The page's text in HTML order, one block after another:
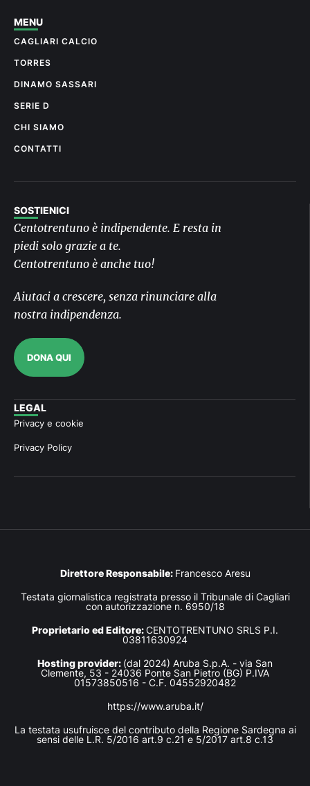
MENU
CAGLIARI CALCIO
TORRES
DINAMO SASSARI
SERIE D
CHI SIAMO
CONTATTI
SOSTIENICI
Centotrentuno è indipendente. E resta in
piedi solo grazie a te.
Centotrentuno è anche tuo!
Aiutaci a crescere, senza rinunciare alla
nostra indipendenza.
DONA QUI
LEGAL
Privacy e cookie
Privacy Policy
Direttore Responsabile: Francesco Aresu
Testata giornalistica registrata presso il Tribunale di Cagliari
con autorizzazione n. 6950/18
Proprietario ed Editore:CENTOTRENTUNO SRLS P.I.
03811630924
Hosting provider: (dal 2024) Aruba S.p.A. - via San
Clemente, 53 - 24036 Ponte San Pietro (BG) P.IVA
01573850516 - C.F. 04552920482
https://www.aruba.it/
La testata usufruisce del contributo della Regione Sardegna ai
sensi delle L.R. 5/2016 art.9 c.21 e 5/2017 art.8 c.13